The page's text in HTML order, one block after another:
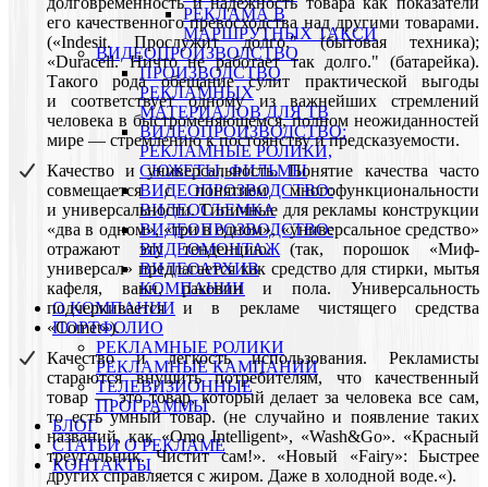
РЕКЛАМА В
МАРШРУТНЫХ ТАКСИ
ВИДЕОПРОИЗВОДСТВО
ПРОИЗВОДСТВО
РЕКЛАМНЫХ
МАТЕРИАЛОВ ДЛЯ ТВ
ВИДЕОПРОИЗВОДСТВО:
РЕКЛАМНЫЕ РОЛИКИ,
СЮЖЕТЫ, ФИЛЬМЫ
ВИДЕОПРОЗВОДСТВО:
ВИДЕОСЪЕМКА
ВИДЕОПРОЗВОДСТВО:
ВИДЕОМОНТАЖ
ВИДЕОАРХИВ
КОМПАНИИ
О КОМПАНИИ
ПОРТФОЛИО
РЕКЛАМНЫЕ РОЛИКИ
РЕКЛАМНЫЕ КАМПАНИИ
ТЕЛЕВИЗИОННЫЕ
ПРОГРАММЫ
БЛОГ
СТАТЬИ О РЕКЛАМЕ
КОНТАКТЫ
его качественного превосходства над другими товарами.
(«Indesit. Прослужит долго." (бытовая техника);
«Duracell. Ничто не работает так долго." (батарейка).
Такого рода обещание сулит практической выгоды
и соответствует одному из важнейших стремлений
человека в быстроменяющемся, полном неожиданностей
мире — стремлению к постоянству и предсказуемости.
Качество и универсальность. Понятие качества часто
совмещается с понятием многофункциональности
и универсальности. Типичные для рекламы конструкции
«два в одном», «три в одном», «универсальное средство»
отражают эту тенденцию. (так, порошок «Миф-
универсал» предлагается как средство для стирки, мытья
кафеля, ванн, раковин и пола. Универсальность
подчеркивается и в рекламе чистящего средства
«Comet»).
Качество и легкость использования. Рекламисты
стараются внушить потребителям, что качественный
товар — это товар, который делает за человека все сам,
то есть умный товар. (не случайно и появление таких
названий, как «Omo Intelligent», «Wash&Go». «Красный
треугольник. Чистит сам!». «Новый «Fairy»: Быстрее
других справляется с жиром. Даже в холодной воде.«).